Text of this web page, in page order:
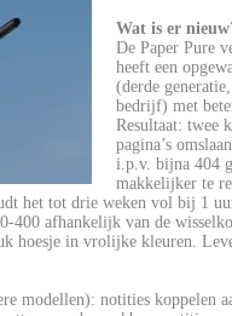
Wat is er
De Paper Pure
heeft een
(derde
bedrijf) met
Resultaat: twee
pagina’s
i.p.v. bijna 404
makkelijker te
het tot drie weken vol bij 1
400 afhankelijk van de
hoesje in vrolijke kleuren.
modellen): notities koppelen